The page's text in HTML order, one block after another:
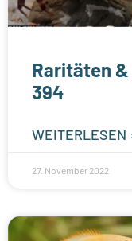
Raritäten
394
WEITERLESEN
27. November 2022